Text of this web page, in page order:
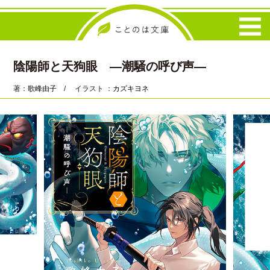
陰陽師と天狗眼 ―潮騒の呼び声―
著：歌峰由子 / イラスト ： カズキヨネ